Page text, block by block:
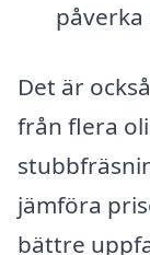
Det är
från flera
jämföra
bättre